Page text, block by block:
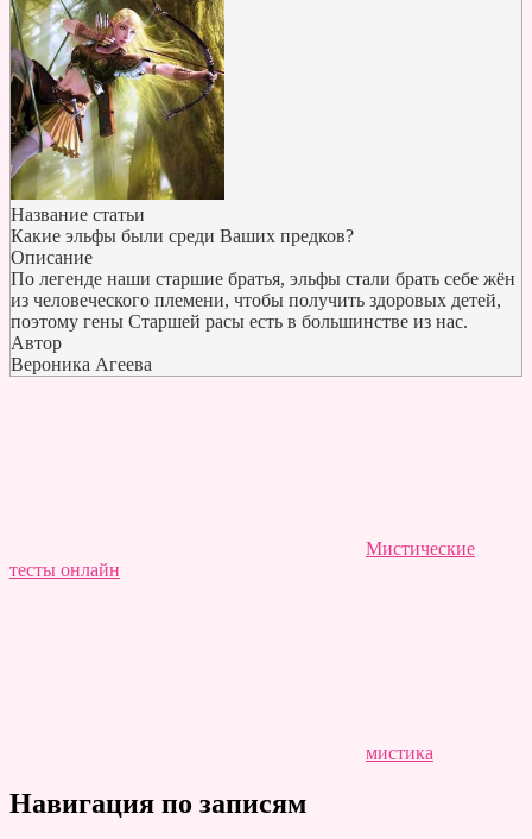
Название статьи
Какие эльфы были среди Ваших предков?
Описание
По легенде наши старшие братья, эльфы стали брать себе жён
из человеческого племени, чтобы получить здоровых детей,
поэтому гены Старшей расы есть в большинстве из нас.
Автор
Вероника Агеева
Мистические
тесты онлайн
мистика
Навигация по записям